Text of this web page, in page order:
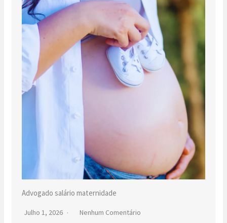
Advogado salário maternidade
Julho 1, 2026 Nenhum Comentário